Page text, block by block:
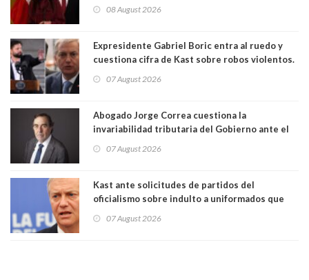
"Constituye un camino equivocado"
08 August 2026
Expresidente Gabriel Boric entra al ruedo y
cuestiona cifra de Kast sobre robos violentos.
07 August 2026
Abogado Jorge Correa cuestiona la
invariabilidad tributaria del Gobierno ante el
democracia” y "defendemos la alternancia en el
07 August 2026
Kast ante solicitudes de partidos del
oficialismo sobre indulto a uniformados que
07 August 2026